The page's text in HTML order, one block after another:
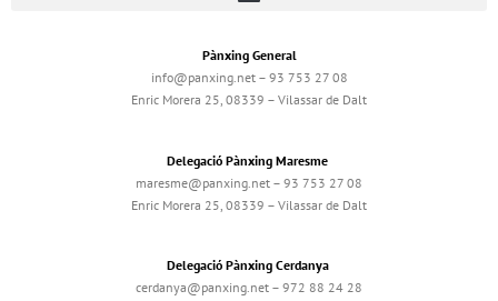
Pànxing General
info@panxing.net – 93 753 27 08
Enric Morera 25, 08339 – Vilassar de Dalt
Delegació Pànxing Maresme
maresme@panxing.net – 93 753 27 08
Enric Morera 25, 08339 – Vilassar de Dalt
Delegació Pànxing Cerdanya
cerdanya@panxing.net – 972 88 24 28